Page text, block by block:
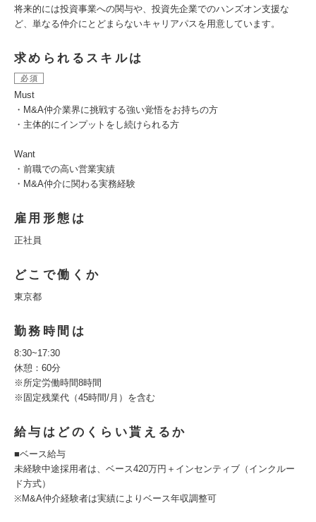
将来的には投資事業への関与や、投資先企業でのハンズオン支援な
ど、単なる仲介にとどまらないキャリアパスを用意しています。
求められるスキルは
必須
Must
・M&A仲介業界に挑戦する強い覚悟をお持ちの方
・主体的にインプットをし続けられる方
Want
・前職での高い営業実績
・M&A仲介に関わる実務経験
雇用形態は
正社員
どこで働くか
東京都
勤務時間は
8:30~17:30
休憩：60分
※所定労働時間8時間
※固定残業代（45時間/月）を含む
給与はどのくらい貰えるか
■ベース給与
未経験中途採用者は、ベース420万円＋インセンティブ（インクルー
ド方式）
※M&A仲介経験者は実績によりベース年収調整可